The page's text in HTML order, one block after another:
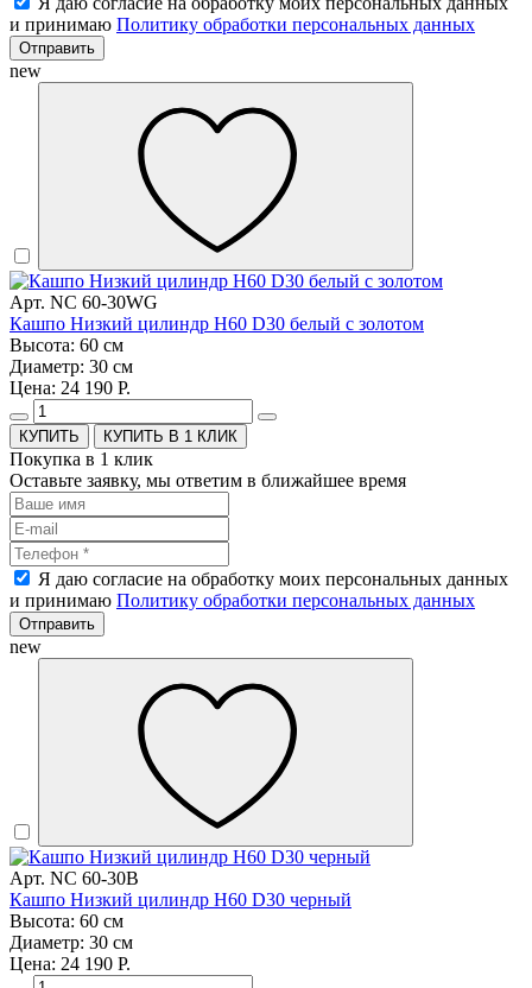
и принимаю Политику обработки персональных данных
Отправить
new
Арт. NC 60-30WG
Кашпо Низкий цилиндр H60 D30 белый с золотом
Высота: 60 см
Диаметр: 30 см
Цена: 24 190 Р.
КУПИТЬ В 1 КЛИК
Покупка в 1 клик
Оставьте заявку, мы ответим в ближайшее время
Я даю согласие на обработку моих персональных данных
и принимаю Политику обработки персональных данных
Отправить
new
Арт. NC 60-30B
Кашпо Низкий цилиндр H60 D30 черный
Высота: 60 см
Диаметр: 30 см
Цена: 24 190 Р.